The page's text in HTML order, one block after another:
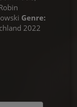
Genre:
2022